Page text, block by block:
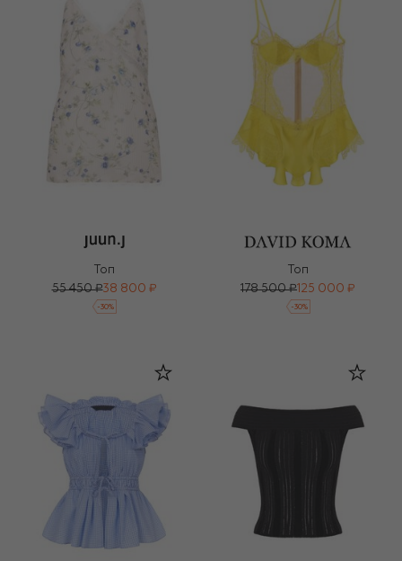
Топ
55 450 ₽38 800 ₽
-30%
Топ
178 500 ₽ 125 000 ₽
-30%